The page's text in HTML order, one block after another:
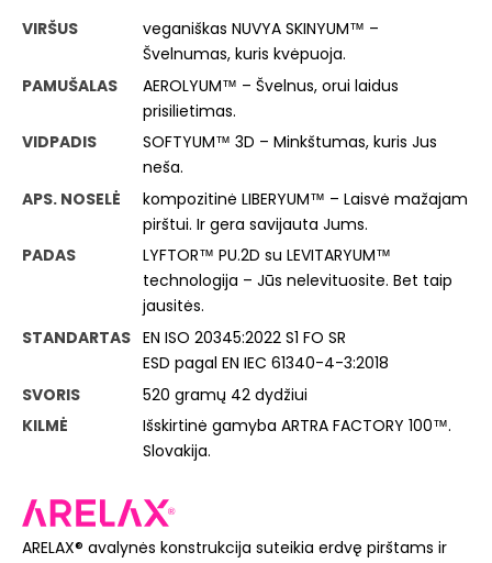
VIRŠUS
veganiškas NUVYA SKINYUM™ –
Švelnumas, kuris kvėpuoja.
PAMUŠALAS
AEROLYUM™ – Švelnus, orui laidus
prisilietimas.
VIDPADIS
SOFTYUM™ 3D – Minkštumas, kuris Jus
neša.
APS. NOSELĖ
kompozitinė LIBERYUM™ – Laisvė mažajam
pirštui. Ir gera savijauta Jums.
PADAS
LYFTOR™ PU.2D su LEVITARYUM™
technologija – Jūs nelevituosite. Bet taip
jausitės.
STANDARTAS EN ISO 20345:2022 S1 FO SR
ESD pagal EN IEC 61340-4-3:2018
SVORIS
520 gramų 42 dydžiui
KILMĖ
Išskirtinė gamyba ARTRA FACTORY 100™.
Slovakija.
ARELAX® avalynės konstrukcija suteikia erdvę pirštams ir